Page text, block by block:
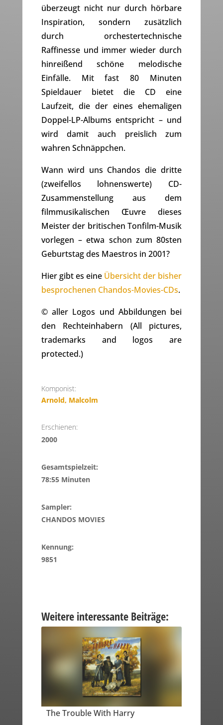
überzeugt nicht nur durch hörbare
Inspiration, sondern zusätzlich
durch orchestertechnische
Raffinesse und immer wieder durch
hinreißend schöne melodische
Einfälle. Mit fast 80 Minuten
Spieldauer bietet die CD eine
Laufzeit, die der eines ehemaligen
Doppel-LP-Albums entspricht – und
wird damit auch preislich zum
wahren Schnäppchen.
Wann wird uns Chandos die dritte
(zweifellos lohnenswerte) CD-
Zusammenstellung aus dem
filmmusikalischen Œuvre dieses
Meister der britischen Tonfilm-Musik
vorlegen – etwa schon zum 80sten
Geburtstag des Maestros in 2001?
Hier gibt es eine Übersicht der bisher
besprochenen Chandos-Movies-CDs.
© aller Logos und Abbildungen bei
den Rechteinhabern (All pictures,
trademarks and logos are
protected.)
Komponist:
Arnold, Malcolm
Erschienen:
2000
Gesamtspielzeit:
78:55 Minuten
Sampler:
CHANDOS MOVIES
Kennung:
9851
Weitere interessante Beiträge:
The Trouble With Harry